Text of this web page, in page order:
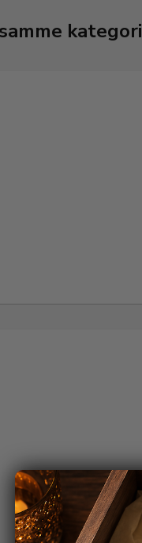
kategori